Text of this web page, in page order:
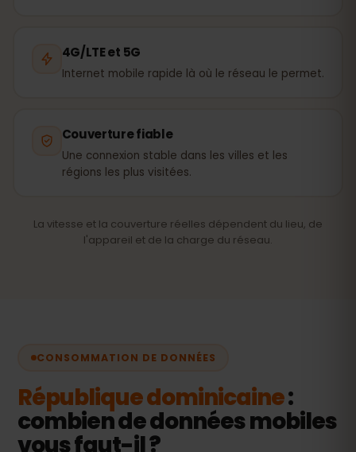
4G/LTE et 5G
Internet mobile rapide là où le réseau le permet.
Couverture fiable
Une connexion stable dans les villes et les
régions les plus visitées.
La vitesse et la couverture réelles dépendent du lieu, de
l'appareil et de la charge du réseau.
CONSOMMATION DE DONNÉES
République dominicaine:
combien de données mobiles
vous faut-il ?